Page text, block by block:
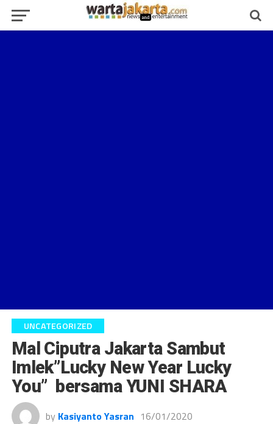
UNCATEGORIZED
Mal Ciputra Jakarta Sambut
Imlek”Lucky New Year Lucky
You” bersama YUNI SHARA
by Kasiyanto Yasran 16/01/2020